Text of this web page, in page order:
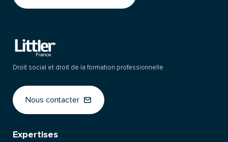
Droit social et droit de la formation professionnelle
Nous contacter
Expertises